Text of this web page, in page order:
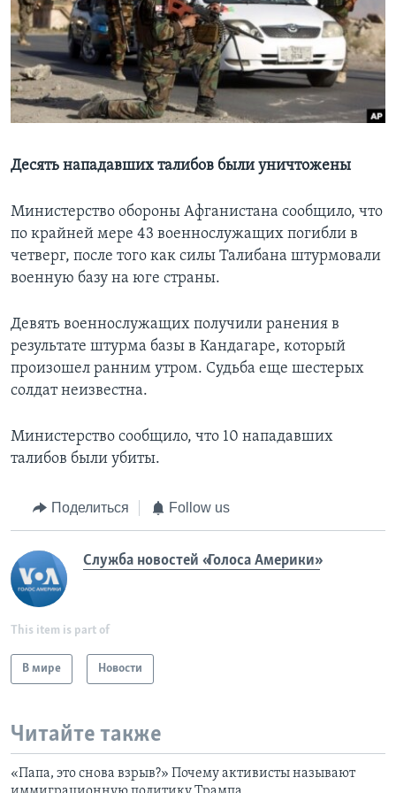
Learning English
СОЦИАЛЬНЫЕ СЕТИ
Языки
Десять нападавших талибов были уничтожены
Министерство обороны Афганистана сообщило, что
по крайней мере 43 военнослужащих погибли в
четверг, после того как силы Талибана штурмовали
военную базу на юге страны.
Девять военнослужащих получили ранения в
результате штурма базы в Кандагаре, который
произошел ранним утром. Судьба еще шестерых
солдат неизвестна.
Министерство сообщило, что 10 нападавших
талибов были убиты.
Поделиться Follow us
Служба новостей «Голоса Америки»
This item is part of
В мире Новости
Читайте также
«Папа, это снова взрыв?» Почему активисты называют